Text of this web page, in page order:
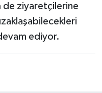
de ziyaretçilerine
ediyor.